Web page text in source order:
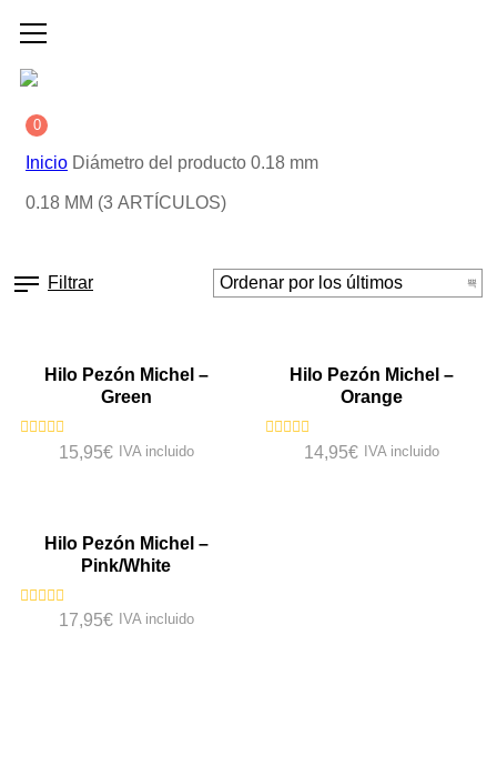
0
Inicio Diámetro del producto 0.18 mm
0.18 MM (3 ARTÍCULOS)
Filtrar
Hilo Pezón Michel –
Green
Valorado15,95€ IVA incluido
Hilo Pezón Michel –
Orange
Valorado14,95€ IVA incluido
Hilo Pezón Michel –
Pink/White
Valorado17,95€ IVA incluido